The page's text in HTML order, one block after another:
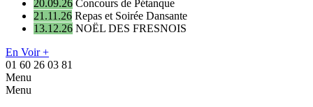
20.09.26 Concours de Pétanque
21.11.26 Repas et Soirée Dansante
13.12.26 NOËL DES FRESNOIS
En Voir +
01 60 26 03 81
Menu
Menu